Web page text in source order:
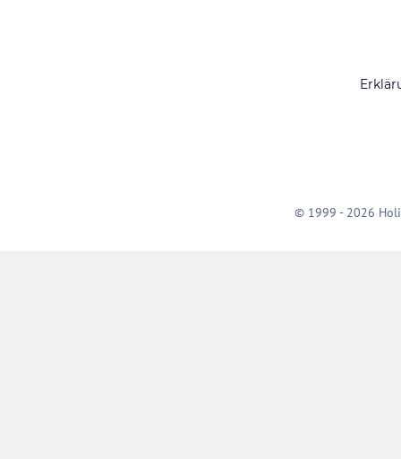
© 1999 - 2026